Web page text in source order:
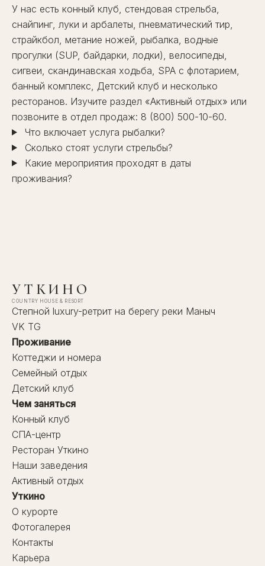
У нас есть конный клуб, стендовая стрельба,
снайпинг, луки и арбалеты, пневматический тир,
страйкбол, метание ножей, рыбалка, водные
прогулки (SUP, байдарки, лодки), велосипеды,
сигвеи, скандинавская ходьба, SPA с флотарием,
банный комплекс
Детский клуб и несколько
ресторанов. Изучите раздел «Активный отдых» или
позвоните в отдел продаж: 8 (800) 500-10-60.
Что включает услуга рыбалки?
Сколько стоят услуги стрельбы?
Какие мероприятия проходят в даты
проживания?
УТКИНО
COUNTRY HOUSE & RESORT
Степной luxury-ретрит на берегу реки Маныч
VK TG
Проживание
Коттеджи и номера
Семейный отдых
Детский клуб
Чем заняться
Конный клуб
СПА-центр
Ресторан Уткино
Наши заведения
Активный отдых
Уткино
О курорте
Фотогалерея
Контакты
Карьера